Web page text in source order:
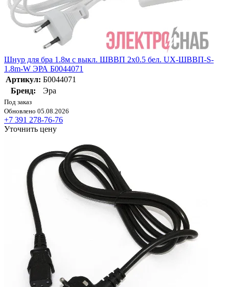
Шнур для бра 1.8м с выкл. ШВВП 2х0.5 бел. UX-ШВВП-S-
1.8m-W ЭРА Б0044071
Артикул: Б0044071
Бренд:
Эра
Под заказ
Обновлено 05.08.2026
+7 391 278-76-76
Уточнить цену